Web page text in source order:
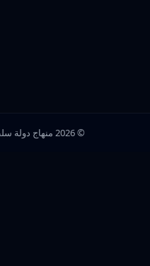
© 2026 منهاج دولة سلطنة عمان المدرسي